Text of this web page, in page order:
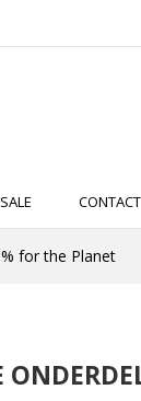
SALE CONTACT
for the Planet